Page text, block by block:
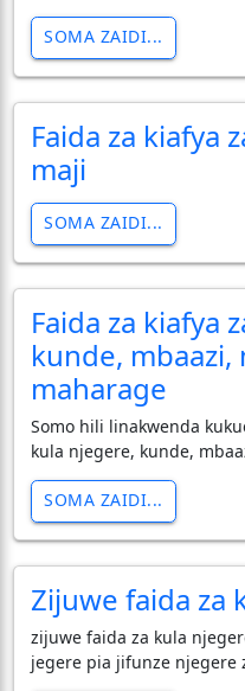
SOMA ZAIDI...
Faida za kiafya
maji
SOMA ZAIDI...
Faida za kiafya
kunde,
maharage
Somo hili linakwenda
kula njegere, kunde,
SOMA ZAIDI...
Zijuwe faida za
zijuwe faida za kula
jegere pia jifunze njegere